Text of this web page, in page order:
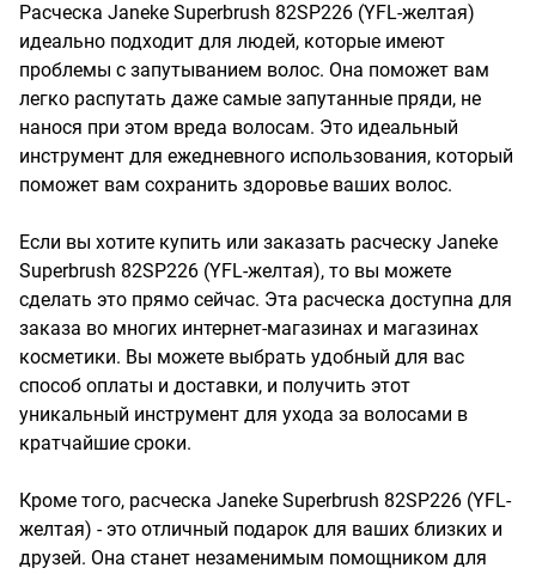
Расческа Janeke Superbrush 82SP226 (YFL-желтая)
идеально подходит для людей, которые имеют
проблемы с запутыванием волос. Она поможет вам
легко распутать даже самые запутанные пряди, не
нанося при этом вреда волосам. Это идеальный
инструмент для ежедневного использования, который
поможет вам сохранить здоровье ваших волос.
Если вы хотите купить или заказать расческу Janeke
Superbrush 82SP226 (YFL-желтая), то вы можете
сделать это прямо сейчас. Эта расческа доступна для
заказа во многих интернет-магазинах и магазинах
косметики. Вы можете выбрать удобный для вас
способ оплаты и доставки, и получить этот
уникальный инструмент для ухода за волосами в
кратчайшие сроки.
Кроме того, расческа Janeke Superbrush 82SP226 (YFL-
желтая) - это отличный подарок для ваших близких и
друзей. Она станет незаменимым помощником для